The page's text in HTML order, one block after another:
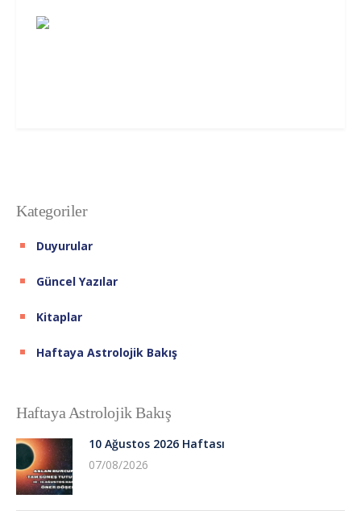
Kategoriler
Duyurular
Güncel Yazılar
Kitaplar
Haftaya Astrolojik Bakış
Haftaya Astrolojik Bakış
10 Ağustos 2026 Haftası
07/08/2026